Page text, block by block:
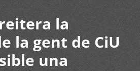
la
la gent de CiU
una